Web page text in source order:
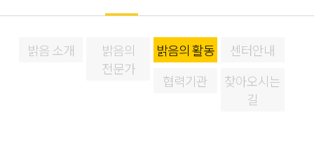
밝음 소개
밝음의
전문가
밝음의 활동
센터안내
협력기관
찾아오시는
길